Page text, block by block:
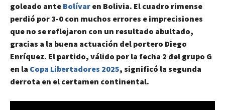
goleado ante Bolívar en Bolivia. El cuadro rimense
perdió por 3-0 con muchos errores e imprecisiones
que no se reflejaron con un resultado abultado,
gracias a la buena actuación del portero Diego
Enríquez. El partido, válido por la fecha 2 del grupo G
en la Copa Libertadores 2025, significó la segunda
derrota en el certamen continental.